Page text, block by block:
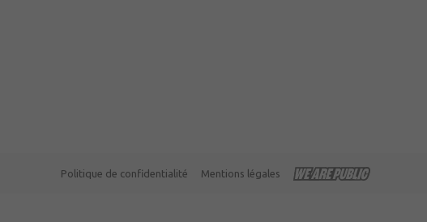
Politique de confidentialité Mentions légales